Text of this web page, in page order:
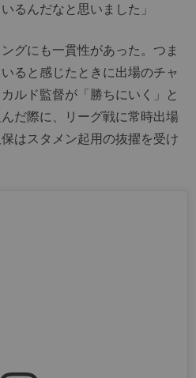
るんだなと思いました」
グにも一貫性があった。つま
ると感じたときに出場のチャ
ルド監督が「勝ちにいく」と
だ際に、リーグ戦に常時出場
はスタメン起用の抜擢を受け